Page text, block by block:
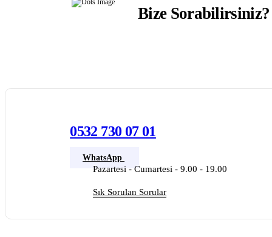
Bize Sorabilirsiniz?
0532 730 07 01
WhatsApp
Pazartesi - Cumartesi - 9.00 - 19.00
Sık Sorulan Sorular